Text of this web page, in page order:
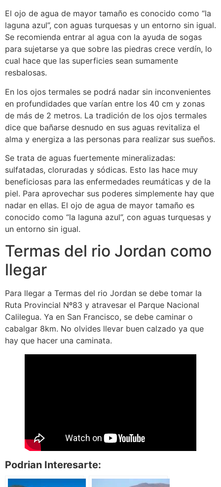
El ojo de agua de mayor tamaño es conocido como “la
laguna azul”, con aguas turquesas y un entorno sin igual.
Se recomienda entrar al agua con la ayuda de sogas
para sujetarse ya que sobre las piedras crece verdín, lo
cual hace que las superficies sean sumamente
resbalosas.
En los ojos termales se podrá nadar sin inconvenientes
en profundidades que varían entre los 40 cm y zonas
de más de 2 metros. La tradición de los ojos termales
dice que bañarse desnudo en sus aguas revitaliza el
alma y energiza a las personas para realizar sus sueños.
Se trata de aguas fuertemente mineralizadas:
sulfatadas, cloruradas y sódicas. Esto las hace muy
beneficiosas para las enfermedades reumáticas y de la
piel. Para aprovechar sus poderes simplemente hay que
nadar en ellas. El ojo de agua de mayor tamaño es
conocido como “la laguna azul”, con aguas turquesas y
un entorno sin igual.
Termas del rio Jordan como
llegar
Para llegar a Termas del rio Jordan se debe tomar la
Ruta Provincial Nº83 y atravesar el Parque Nacional
Calilegua. Ya en San Francisco, se debe caminar o
cabalgar 8km. No olvides llevar buen calzado ya que
hay que hacer una caminata.
Podrian Interesarte: